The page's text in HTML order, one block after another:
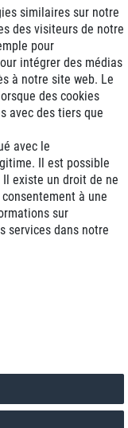
garantie
94 *
de 9h à 18h.
similaires sur notre
des visiteurs de notre
pour
intégrer des médias
à notre site web. Le
des cookies
avec des tiers que
avec le
Il est possible
existe un droit de ne
à une
sur
services dans notre